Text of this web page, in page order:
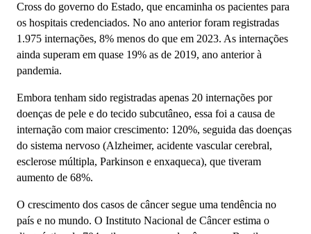
Cross do governo do Estado, que encaminha os pacientes para
os hospitais credenciados. No ano anterior foram registradas
1.975 internações, 8% menos do que em 2023. As internações
ainda superam em quase 19% as de 2019, ano anterior à
pandemia.
Embora tenham sido registradas apenas 20 internações por
doenças de pele e do tecido subcutâneo, essa foi a causa de
internação com maior crescimento: 120%, seguida das doenças
do sistema nervoso (Alzheimer, acidente vascular cerebral,
esclerose múltipla, Parkinson e enxaqueca), que tiveram
aumento de 68%.
O crescimento dos casos de câncer segue uma tendência no
país e no mundo. O Instituto Nacional de Câncer estima o